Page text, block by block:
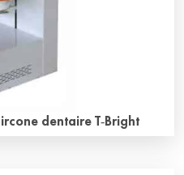
dentaire T-Bright